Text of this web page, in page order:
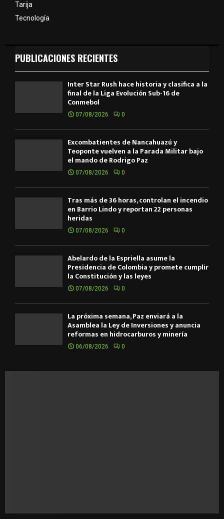
Tarija
Tecnología
PUBLICACIONES RECIENTES
Inter Star Rush hace historia y clasifica a la
final de la Liga Evolución Sub-16 de
Conmebol
07/08/2026 0
Excombatientes de Ñancahuazú y
Teoponte vuelven a la Parada Militar bajo
el mando de Rodrigo Paz
07/08/2026 0
Tras más de 36 horas, controlan el incendio
en Barrio Lindo y reportan 22 personas
heridas
07/08/2026 0
Abelardo de la Espriella asume la
Presidencia de Colombia y promete cumplir
la Constitución y las leyes
07/08/2026 0
La próxima semana, Paz enviará a la
Asamblea la Ley de Inversiones y anuncia
reformas en hidrocarburos y minería
06/08/2026 0